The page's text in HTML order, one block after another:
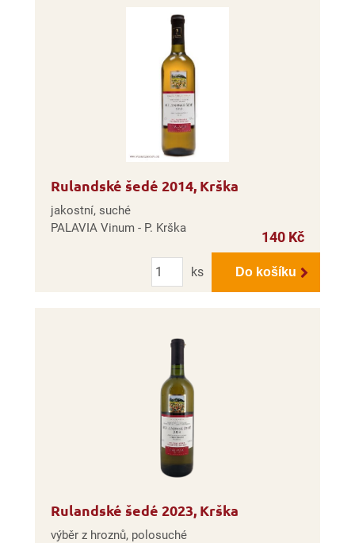
Rulandské šedé 2014, Krška
jakostní, suché
PALAVIA Vinum - P. Krška
140 Kč
Počet
ks
Do košíku
Rulandské šedé 2023, Krška
výběr z hroznů, polosuché